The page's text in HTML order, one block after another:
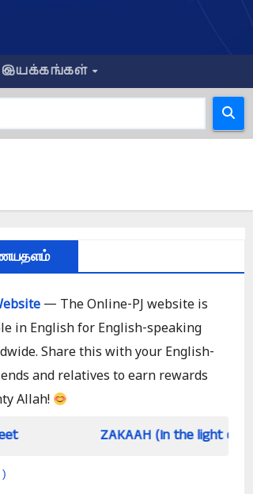
இயக்கங்கள்
— The Online-PJ website is
in English for English-speaking
Share this with your English-
and relatives to earn rewards
Allah!
ZAKAAH (In the light of Qur an and
)